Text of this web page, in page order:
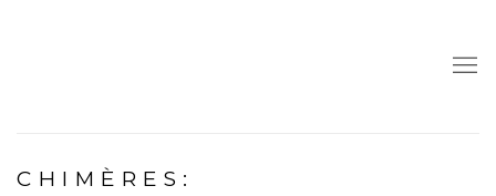
CHIMÈRES :